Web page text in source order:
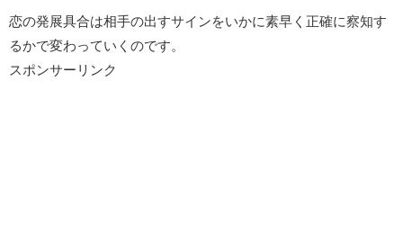
恋の発展具合は相手の出すサインをいかに素早く正確に察知す
るかで変わっていくのです。
スポンサーリンク